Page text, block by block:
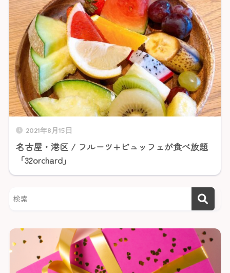
2021年8月15日
名古屋・港区 / フルーツ+ビュッフェが食べ放題
「32orchard」